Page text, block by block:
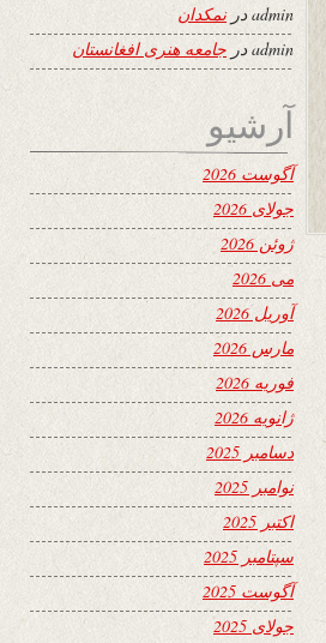
adminدرنمکدان
admin در جامعه هنری افغانستان
آرشیو
آگوست 2026
جولای 2026
ژوئن 2026
می 2026
آوریل 2026
مارس 2026
فوریه 2026
ژانویه 2026
دسامبر 2025
نوامبر 2025
اکتبر 2025
سپتامبر 2025
آگوست 2025
جولای 2025